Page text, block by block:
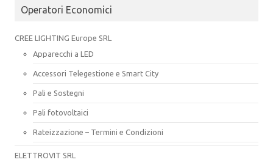
Operatori Economici
CREE LIGHTING Europe SRL
Apparecchi a LED
Accessori Telegestione e Smart City
Pali e Sostegni
Pali fotovoltaici
Rateizzazione – Termini e Condizioni
ELETTROVIT SRL